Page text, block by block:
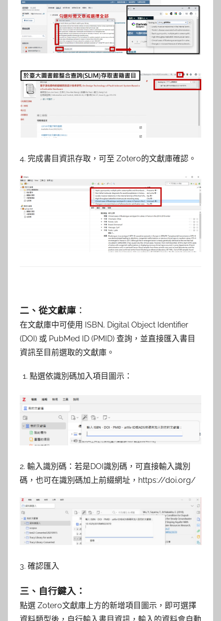
4. 完成書目資訊存取，可至 Zotero的文獻庫確認。
二、從文獻庫 ：
在文獻庫中可使用 ISBN, Digital Object Identifier
(DOI) 或 PubMed ID (PMID) 查詢，並直接匯入書目
資訊至目前選取的文獻庫。
點選依識別碼加入項目圖示：
2. 輸入識別碼：若是DOI識別碼，可直接輸入識別
碼，也可在識別碼加上前綴網址，https://doi.org/
3. 確認匯入
三、自行鍵入：
點選 Zotero文獻庫上方的新增項目圖示，即可選擇
資料類型後，自行輸入書目資訊，輸入的資料會自動